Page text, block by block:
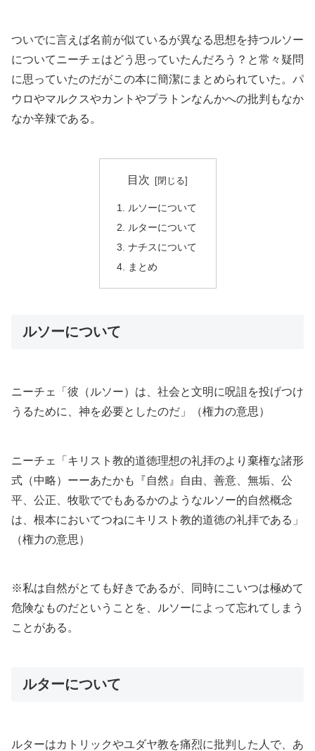
ついでに言えば名前が似ているが異なる思想を持つルソー
についてニーチェはどう思っていたんだろう？と常々疑問
に思っていたのだがこの本に簡潔にまとめられていた。パ
ウロやマルクスやカントやプラトンなんかへの批判もなか
なか辛辣である。
目次
ルソーについて
ルターについて
ナチスについて
まとめ
ルソーについて
ニーチェ「彼（ルソー）は、社会と文明に呪詛を投げつけ
うるために、神を必要としたのだ」（権力の意思）
ニーチェ「キリスト教的道徳理想の礼拝のより棄権な諸形
式（中略）ーーあたかも『自然』自由、善意、無垢、公
平、公正、牧歌ででもあるかのようなルソー的自然概念
は、根本においてつねにキリスト教的道徳の礼拝である」
（権力の意思）
※私は自然がとても好きであるが、同時にこいつは極めて
危険なものだということを、ルソーによって忘れてしまう
ことがある。
ルターについて
ルターはカトリックやユダヤ教を痛烈に批判した人で、あ